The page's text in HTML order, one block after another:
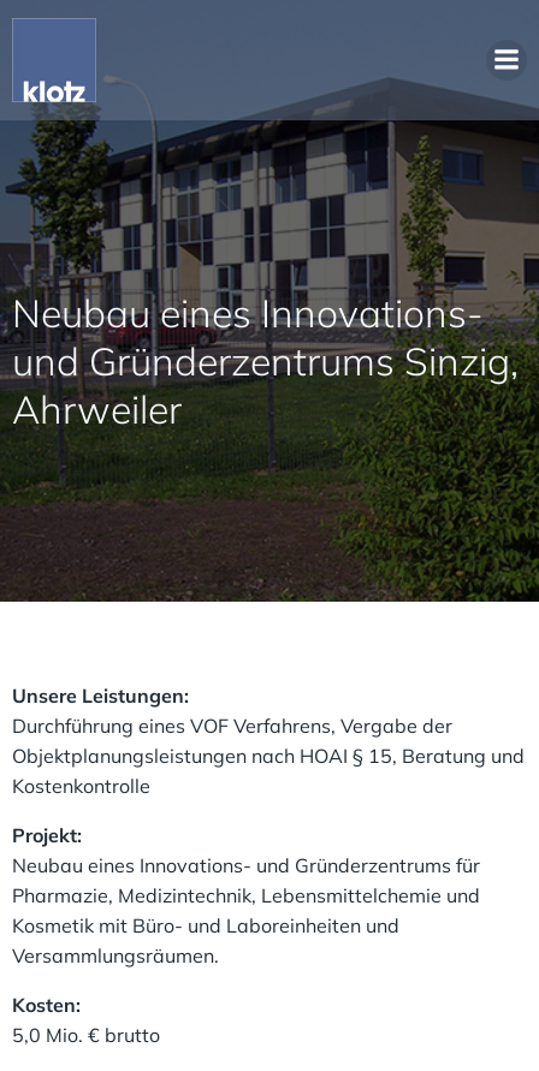
Neubau eines Innovations-
und Gründerzentrums Sinzig,
Ahrweiler
Unsere Leistungen:
Durchführung eines VOF Verfahrens, Vergabe der
Objektplanungsleistungen nach HOAI § 15, Beratung und
Kostenkontrolle
Projekt:
Neubau eines Innovations- und Gründerzentrums für
Pharmazie, Medizintechnik, Lebensmittelchemie und
Kosmetik mit Büro- und Laboreinheiten und
Versammlungsräumen.
Kosten:
5,0 Mio. € brutto